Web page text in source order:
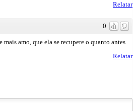
Relatar
0
amo, que ela se recupere o quanto antes
Relatar